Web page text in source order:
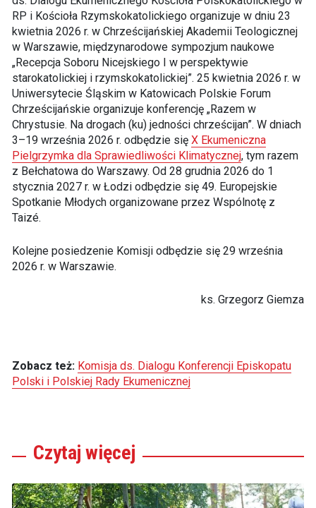
RP i Kościoła Rzymskokatolickiego organizuje w dniu 23
kwietnia 2026 r. w Chrześcijańskiej Akademii Teologicznej
w Warszawie, międzynarodowe sympozjum naukowe
„Recepcja Soboru Nicejskiego I w perspektywie
starokatolickiej i rzymskokatolickiej”. 25 kwietnia 2026 r. w
Uniwersytecie Śląskim w Katowicach Polskie Forum
Chrześcijańskie organizuje konferencję „Razem w
Chrystusie. Na drogach (ku) jedności chrześcijan”. W dniach
3–19 września 2026 r. odbędzie się X Ekumeniczna
Pielgrzymka dla Sprawiedliwości Klimatycznej, tym razem
z Bełchatowa do Warszawy. Od 28 grudnia 2026 do 1
stycznia 2027 r. w Łodzi odbędzie się 49. Europejskie
Spotkanie Młodych organizowane przez Wspólnotę z
Taizé.
Kolejne posiedzenie Komisji odbędzie się 29 września
2026 r. w Warszawie.
ks. Grzegorz Giemza
Zobacz też: Komisja ds. Dialogu Konferencji Episkopatu
Polski i Polskiej Rady Ekumenicznej
Czytaj więcej